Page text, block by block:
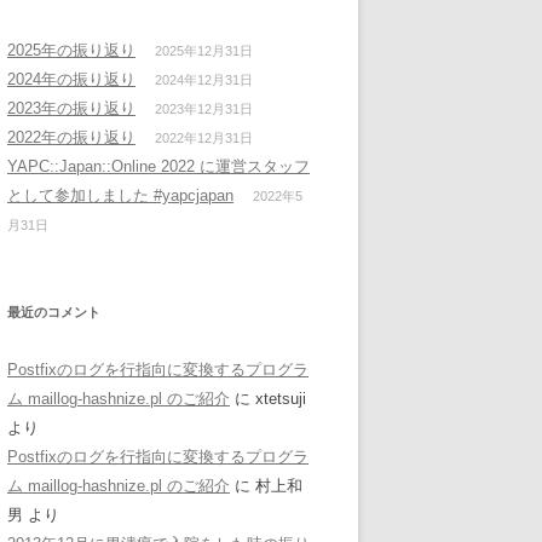
2025年の振り返り 2025年12月31日
2024年の振り返り 2024年12月31日
2023年の振り返り 2023年12月31日
2022年の振り返り 2022年12月31日
YAPC::Japan::Online 2022 に運営スタッフ
として参加しました #yapcjapan
2022年5
月31日
最近のコメント
Postfixのログを行指向に変換するプログラ
ム maillog-hashnize.pl のご紹介 に xtetsuji
より
Postfixのログを行指向に変換するプログラ
ム maillog-hashnize.pl のご紹介 に 村上和
男 より